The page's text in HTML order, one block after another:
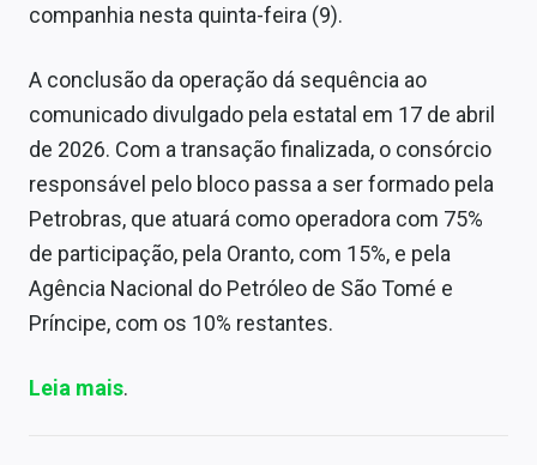
companhia nesta quinta-feira (9).
A conclusão da operação dá sequência ao
comunicado divulgado pela estatal em 17 de abril
de 2026. Com a transação finalizada, o consórcio
responsável pelo bloco passa a ser formado pela
Petrobras, que atuará como operadora com 75%
de participação, pela Oranto, com 15%, e pela
Agência Nacional do Petróleo de São Tomé e
Príncipe, com os 10% restantes.
Leia mais.